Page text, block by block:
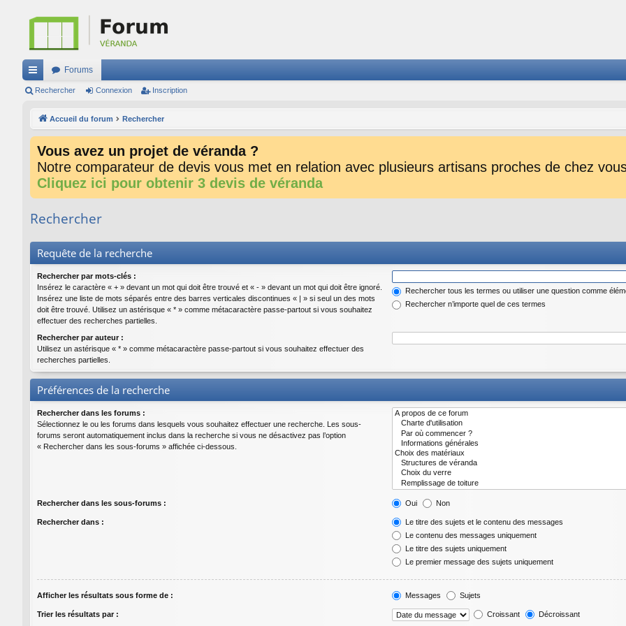
ac
Forums
Rechercher Connexion Inscription
Accueil du forum Rechercher
Vous avez un projet de véranda ?
Notre comparateur de devis vous met en relation avec plusieurs artisans proches de chez
Cliquez ici pour obtenir 3 devis de véranda
Rechercher
Requête de la recherche
Rechercher par mots-clés :
Insérez le caractère « + » devant un mot qui doit être trouvé et « - » devant un mot qui doit être ignoré.
Insérez une liste de mots séparés entre des barres verticales discontinues « | » si seul un des mots
doit être trouvé. Utilisez un astérisque « * » comme métacaractère passe-partout si vous souhaitez
effectuer des recherches partielles.
Rechercher tous les termes ou utiliser une question comme
Rechercher n’importe quel de ces termes
Rechercher par auteur :
Utilisez un astérisque « * » comme métacaractère passe-partout si vous souhaitez effectuer des
recherches partielles.
Préférences de la recherche
Rechercher dans les forums :
Sélectionnez le ou les forums dans lesquels vous souhaitez effectuer une recherche. Les sous-
forums seront automatiquement inclus dans la recherche si vous ne désactivez pas l’option
« Rechercher dans les sous-forums » affichée ci-dessous.
Rechercher dans les sous-forums : Oui Non
Rechercher dans :
Le titre des sujets et le contenu des messages
Le contenu des messages uniquement
Le titre des sujets uniquement
Le premier message des sujets uniquement
Afficher les résultats sous forme de : Messages Sujets
Trier les résultats par : Croissant Décroissant